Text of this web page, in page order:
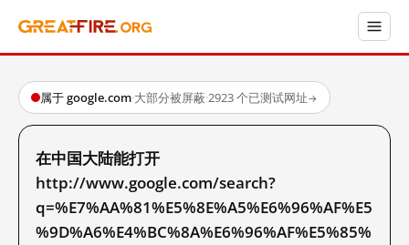
属于 google.com·大部分被屏蔽·2923 个已测试网址→
在中国大陆能打开
http://www.google.com/search?
q=%E7%AA%81%E5%8E%A5%E6%96%AF%E5
%9D%A6%E4%BC%8A%E6%96%AF%E5%85%